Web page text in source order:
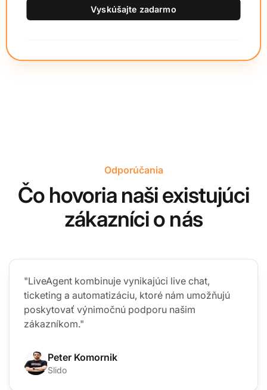
Vyskúšajte zadarmo
Odporúčania
Čo hovoria naši existujúci
zákazníci o nás
"LiveAgent kombinuje vynikajúci live chat,
ticketing a automatizáciu, ktoré nám umožňujú
poskytovať výnimočnú podporu našim
zákazníkom."
Peter Komornik
Slido